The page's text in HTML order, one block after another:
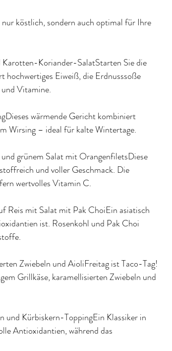
köstlich, sondern auch optimal für Ihre
Koriander-SalatStarten Sie die
Eiweiß, die Erdnusssoße
Vitamine.
wärmende Gericht kombiniert
Wirsing – ideal für kalte Wintertage.
grünem Salat mit OrangenfiletsDiese
und voller Geschmack. Die
wertvolles Vitamin C.
Reis mit Salat mit Pak ChoiEin asiatisch
ist. Rosenkohl und Pak Choi
Zwiebeln und AioliFreitag ist Taco-Tag!
Grillkäse, karamellisierten Zwiebeln und
Kürbiskern-ToppingEin Klassiker in
Antioxidantien, während das